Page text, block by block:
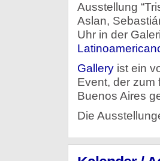
Ausstellung
Aslan,
Uhr in der
Galleryist ein
Event, der zum
Buenos Aires
Die